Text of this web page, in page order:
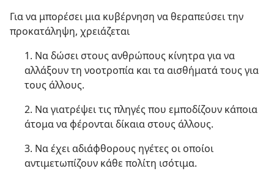
Για να μπορέσει μια κυβέρνηση να θεραπεύσει την
προκατάληψη, χρειάζεται
1. Να δώσει στους ανθρώπους κίνητρα για να
αλλάξουν τη νοοτροπία και τα αισθήματά τους για
τους άλλους.
2. Να γιατρέψει τις πληγές που εμποδίζουν κάποια
άτομα να φέρονται δίκαια στους άλλους.
3. Να έχει αδιάφθορους ηγέτες οι οποίοι
αντιμετωπίζουν κάθε πολίτη ισότιμα.